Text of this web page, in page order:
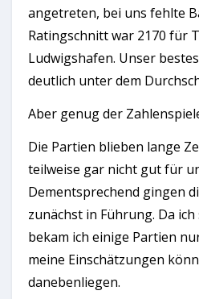
angetreten, bei uns fehlte
Ratingschnitt war 2170 für
Ludwigshafen. Unser
deutlich unter dem
Aber genug der
Die Partien blieben lange
teilweise gar nicht gut für
Dementsprechend gingen
zunächst in Führung. Da
bekam ich einige Partien
meine Einschätzungen
danebenliegen.